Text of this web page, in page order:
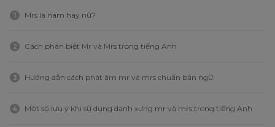
1 Mrs là nam hay nữ?
2 Cách phân biệt Mr và Mrs trong tiếng Anh
3 Hướng dẫn cách phát âm mr và mrs chuẩn bản ngữ
4 Một số lưu ý khi sử dụng danh xưng mr và mrs trong tiếng Anh